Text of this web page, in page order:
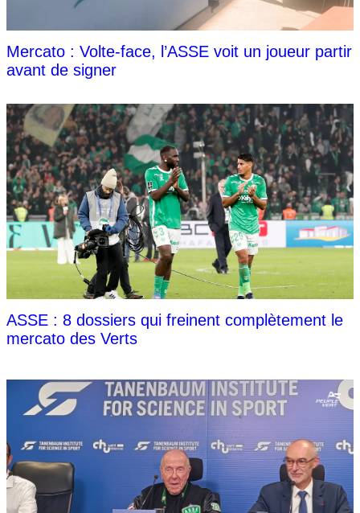
Mercato : Volte-face, l’ASSE voit un joueur partir
avant de signer
ASSE : 8 dossiers qui freinent complètement le
mercato des Verts